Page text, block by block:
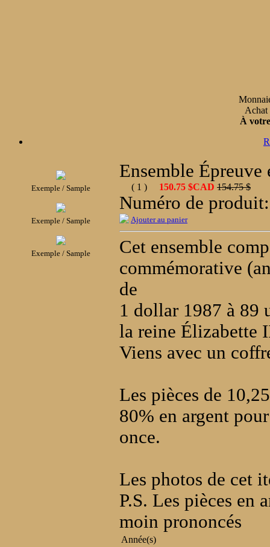
Achat
À
Exemple / Sample
Exemple / Sample
Exemple / Sample
Ensemble Épreuve
( 1 ) 150.75 $CAD 154.75 $
Numéro de
Ajouter au panier
Cet ensemble
commémorative
de
1 dollar 1987 à 89
la reine Élizabette
Viens avec un
Les pièces de
80% en argent
once.
Les photos de cet
P.S. Les pièces en
moin prononcés
Année(s)